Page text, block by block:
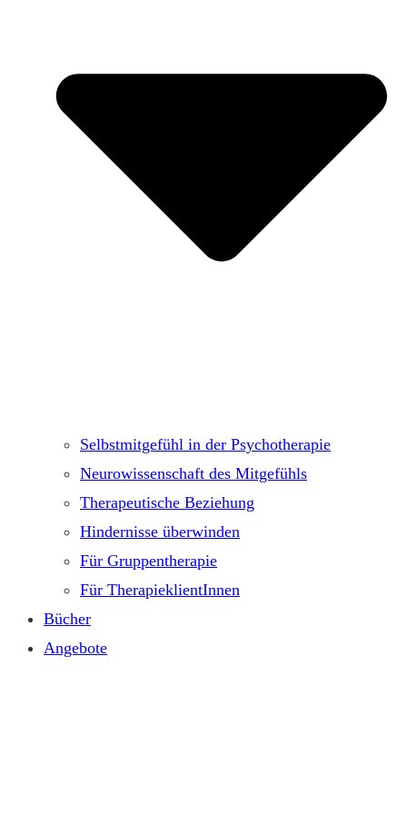
Selbstmitgefühl in der Psychotherapie
Neurowissenschaft des Mitgefühls
Therapeutische Beziehung
Hindernisse überwinden
Für Gruppentherapie
Für TherapieklientInnen
Bücher
Angebote